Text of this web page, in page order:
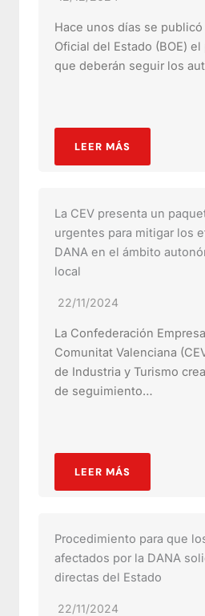
Hace unos días se
Oficial del Estado (BOE)
que deberán seguir los
LEER MÁS
La CEV presenta un
urgentes para mitigar los
DANA en el ámbito
local
22/11/2024
La Confederación
Comunitat Valenciana
de Industria y Turismo
de seguimiento…
LEER MÁS
Procedimiento para que
afectados por la DANA
directas del Estado
22/11/2024